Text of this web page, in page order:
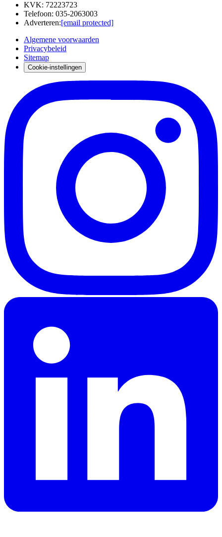
KVK: 72223723
Telefoon: 035-2063003
Adverteren:[email protected]
Algemene voorwaarden
Privacybeleid
Sitemap
Cookie-instellingen